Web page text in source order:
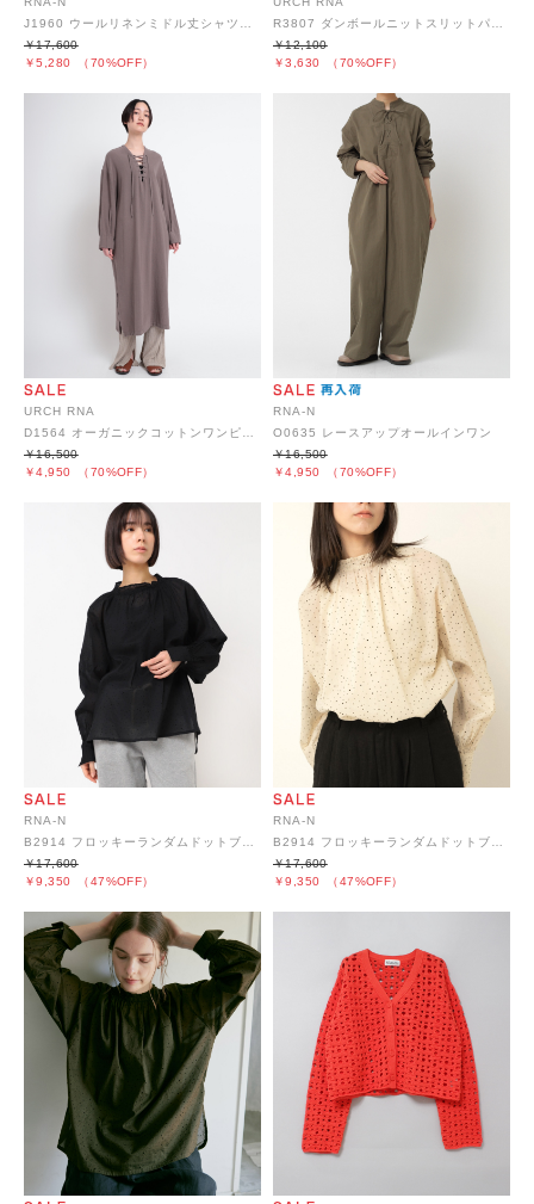
￥5,280 （70%OFF）
￥17,600
￥3,630 （70%OFF）
￥12,100
URCH RNA
￥4,950 （70%OFF）
￥16,500
RNA-N
O0635 レースアップオールインワン
￥4,950 （70%OFF）
￥16,500
RNA-N
￥9,350 （47%OFF）
￥17,600
RNA-N
￥9,350 （47%OFF）
￥17,600